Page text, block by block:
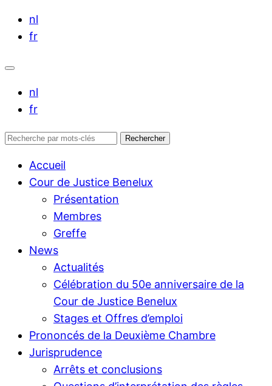
nl
fr
nl
fr
Rechercher : Rechercher
Accueil
Cour de Justice Benelux
Présentation
Membres
Greffe
News
Actualités
Célébration du 50e anniversaire de la
Cour de Justice Benelux
Stages et Offres d’emploi
Prononcés de la Deuxième Chambre
Jurisprudence
Arrêts et conclusions